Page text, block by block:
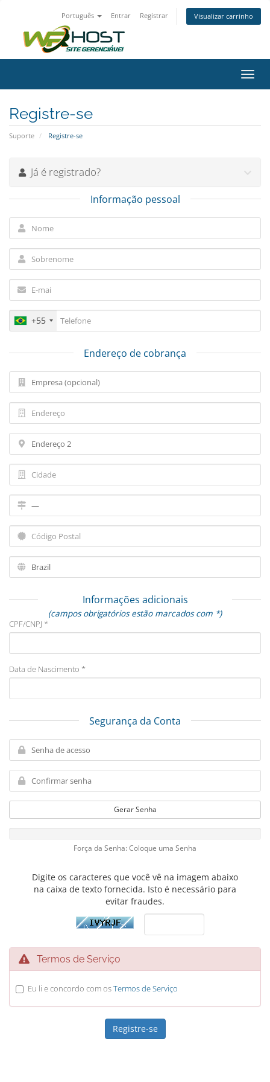
Português Entrar Registrar Visualizar carrinho
Registre-se
Suporte Registre-se
Já é registrado?
Informação pessoal
+55
Endereço de cobrança
Informações adicionais
(campos obrigatórios estão marcados com *)
CPF/CNPJ *
Data de Nascimento *
Segurança da Conta
Gerar Senha
Força da Senha: Coloque uma Senha
Digite os caracteres que você vê na imagem abaixo
na caixa de texto fornecida. Isto é necessário para
evitar fraudes.
Termos de Serviço
Eu li e concordo com osTermos de Serviço